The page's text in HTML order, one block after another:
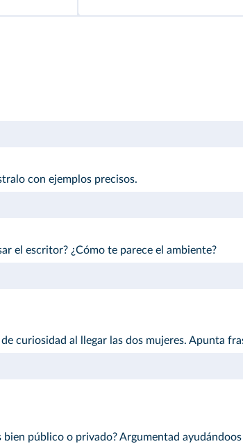
con ejemplos precisos.
el escritor? ¿Cómo te parece el ambiente?
curiosidad al llegar las dos mujeres. Apunta
bien público o privado? Argumentad